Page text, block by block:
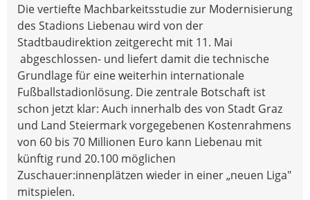
Die vertiefte Machbarkeitsstudie zur Modernisierung
des Stadions Liebenau wird von der
Stadtbaudirektion zeitgerecht mit 11. Mai
abgeschlossen- und liefert damit die technische
Grundlage für eine weiterhin internationale
Fußballstadionlösung. Die zentrale Botschaft ist
schon jetzt klar: Auch innerhalb des von Stadt Graz
und Land Steiermark vorgegebenen Kostenrahmens
von 60 bis 70 Millionen Euro kann Liebenau mit
künftig rund 20.100 möglichen
Zuschauer:innenplätzen wieder in einer „neuen Liga"
mitspielen.